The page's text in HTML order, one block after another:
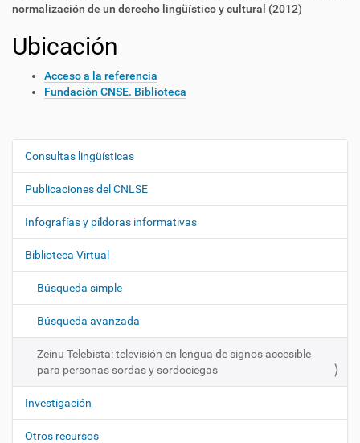
normalización de un derecho lingüístico y cultural (2012)
Ubicación
Acceso a la referencia
Fundación CNSE. Biblioteca
N
e
g
a
i
n
Consultas lingüísticas
Publicaciones del CNLSE
Infografías y píldoras informativas
Biblioteca Virtual
Búsqueda simple
Búsqueda avanzada
Zeinu Telebista: televisión en lengua de signos accesible
para personas sordas y sordociegas
Investigación
Otros recursos